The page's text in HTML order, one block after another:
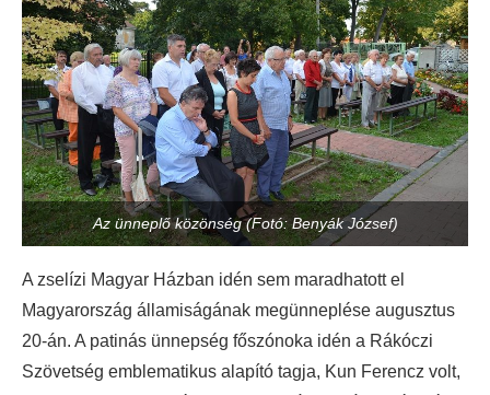
Az ünneplő közönség (Fotó: Benyák József)
A zselízi Magyar Házban idén sem maradhatott el
Magyarország államiságának megünneplése augusztus
20-án. A patinás ünnepség főszónoka idén a Rákóczi
Szövetség emblematikus alapító tagja, Kun Ferencz volt,